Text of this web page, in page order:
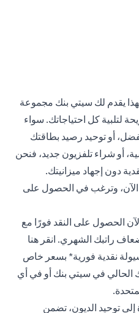
يقدم لك سيتي بنك مجموعة
لتلبية كل احتياجاتك. سواء
أو توحيد رصيد بطاقتك
أو شراء تلفزيون جديد، فنحن
دون إجهاد ميزانيتك.
وترغب في الحصول على
الحصول على النقد فورًا مع
انقر هنا
نقدية فورية* بسعر خاص
الحالي في سيتي بنك أو في أي
توحيد الديون، تضمن